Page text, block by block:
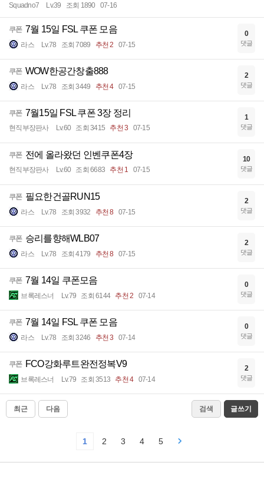
Squadno7 Lv.39 조회 1890 07-16
쿠폰 7월 15일 FSL 쿠폰 모음
라스 Lv.78 조회 7089 추천 2 07-15
0
댓글
쿠폰 WOW한공간창출888
라스 Lv.78 조회 3449 추천 4 07-15
2
댓글
쿠폰 7월15일 FSL 쿠폰 3장 정리
현직부장판사 Lv.60 조회 3415 추천 3 07-15
1
댓글
쿠폰 전에 올라왔던 인벤쿠폰4장
현직부장판사 Lv.60 조회 6683 추천 1 07-15
10
댓글
쿠폰 필요한건골RUN15
라스 Lv.78 조회 3932 추천 8 07-15
2
댓글
쿠폰 승리를향해WLB07
라스 Lv.78 조회 4179 추천 8 07-15
2
댓글
쿠폰 7월 14일 쿠폰모음
브록레스너 Lv.79 조회 6144 추천 2 07-14
0
댓글
쿠폰 7월 14일 FSL 쿠폰 모음
라스 Lv.78 조회 3246 추천 3 07-14
0
댓글
쿠폰 FCO강화루트완전정복V9
브록레스너 Lv.79 조회 3513 추천 4 07-14
2
댓글
최근 다음 검색 글쓰기
1 2 3 4 5